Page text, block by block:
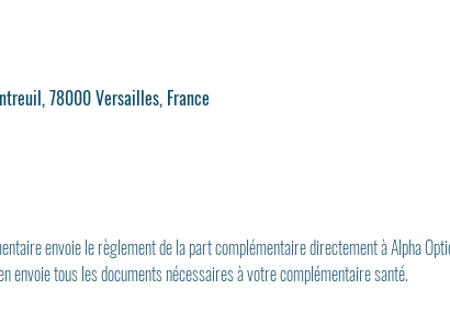
78000 Versailles, France
envoie le règlement de la part complémentaire directement à Alpha
envoie tous les documents nécessaires à votre complémentaire santé.